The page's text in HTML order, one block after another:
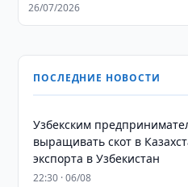
26/07/2026
ПОСЛЕДНИЕ НОВОСТИ
Узбекским
выращивать скот в
экспорта в Узбекистан
22:30 · 06/08